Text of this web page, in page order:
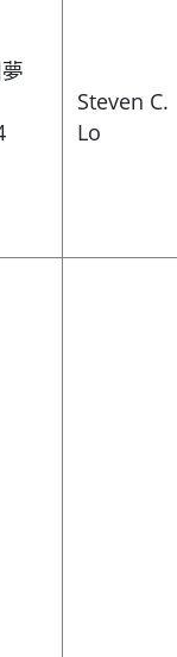
Steven C.
Lo